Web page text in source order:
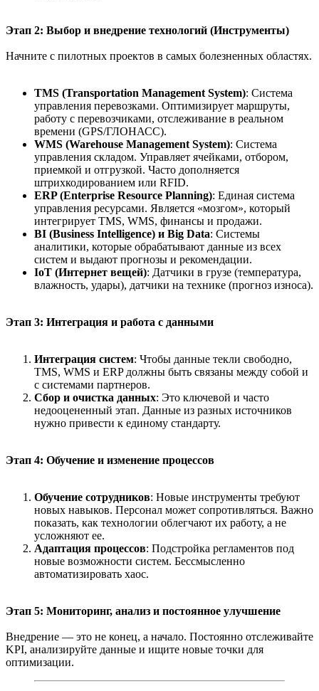
Этап 2: Выбор и внедрение технологий (Инструменты)
Начните с пилотных проектов в самых болезненных областях.
TMS (Transportation Management System): Система
управления перевозками. Оптимизирует маршруты,
работу с перевозчиками, отслеживание в реальном
времени (GPS/ГЛОНАСС).
WMS (Warehouse Management System): Система
управления складом. Управляет ячейками, отбором,
приемкой и отгрузкой. Часто дополняется
штрихкодированием или RFID.
ERP (Enterprise Resource Planning): Единая система
управления ресурсами. Является «мозгом», который
интегрирует TMS, WMS, финансы и продажи.
BI (Business Intelligence) и Big Data: Системы
аналитики, которые обрабатывают данные из всех
систем и выдают прогнозы и рекомендации.
IoT (Интернет вещей): Датчики в грузе (температура,
влажность, удары), датчики на технике (прогноз износа).
Этап 3: Интеграция и работа с данными
Интеграция систем: Чтобы данные текли свободно,
TMS, WMS и ERP должны быть связаны между собой и
с системами партнеров.
Сбор и очистка данных: Это ключевой и часто
недооцененный этап. Данные из разных источников
нужно привести к единому стандарту.
Этап 4: Обучение и изменение процессов
Обучение сотрудников: Новые инструменты требуют
новых навыков. Персонал может сопротивляться. Важно
показать, как технологии облегчают их работу, а не
усложняют ее.
Адаптация процессов: Подстройка регламентов под
новые возможности систем. Бессмысленно
автоматизировать хаос.
Этап 5: Мониторинг, анализ и постоянное улучшение
Внедрение — это не конец, а начало. Постоянно отслеживайте
KPI, анализируйте данные и ищите новые точки для
оптимизации.